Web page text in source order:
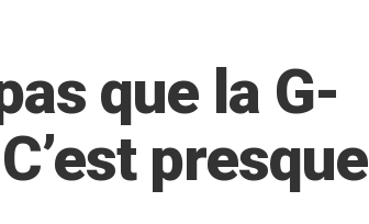
que la G-
presque